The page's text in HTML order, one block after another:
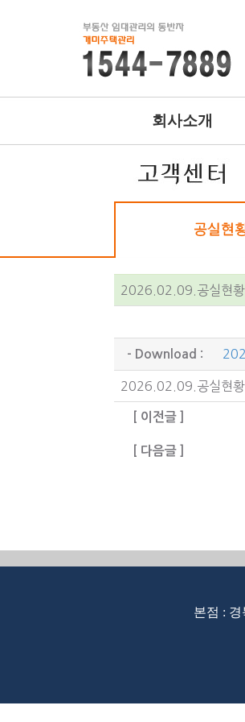
회사소개
2026.02.09.공실현황
- Download :
2026.02.09.공실현황
[ 이전글 ]
[ 다음글 ]
본점 : 경